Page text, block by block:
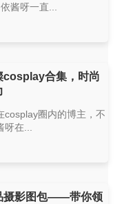
酱呀一直...
cosplay合集，时尚
cosplay圈内的博主，不
在...
摄影图包——带你领